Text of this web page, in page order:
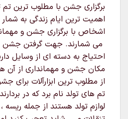
برگزاری جشن با مطلوب ترین تم
اهمیت ترین ایام زندگی به
اشخاص با برگزاری جشن و
می شمارند. جهت گرفتن جشن
احتیاج به دسته ای از وسایل
مکان جشن و مهمانداری از آن
از مطلوب ترین ابزارآلات برای
تم های تولد نام برد که در
لوازم تولد هستند از جمله